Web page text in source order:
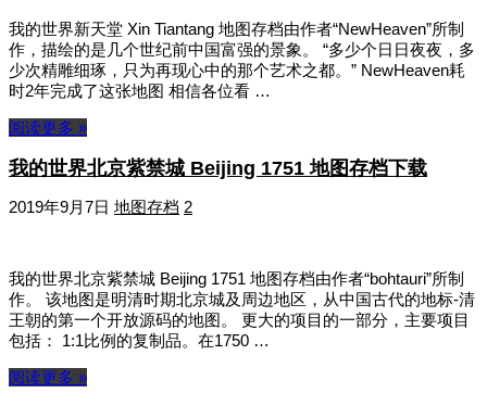
我的世界新天堂 Xin Tiantang 地图存档由作者“NewHeaven”所制
作，描绘的是几个世纪前中国富强的景象。 “多少个日日夜夜，多
少次精雕细琢，只为再现心中的那个艺术之都。” NewHeaven耗
时2年完成了这张地图 相信各位看 …
阅读更多 »
我的世界北京紫禁城 Beijing 1751 地图存档下载
2019年9月7日 地图存档 2
我的世界北京紫禁城 Beijing 1751 地图存档由作者“bohtauri”所制
作。 该地图是明清时期北京城及周边地区，从中国古代的地标-清
王朝的第一个开放源码的地图。 更大的项目的一部分，主要项目
包括： 1:1比例的复制品。在1750 …
阅读更多 »